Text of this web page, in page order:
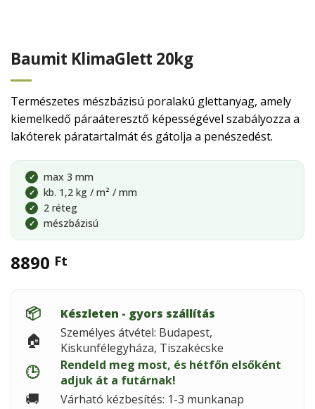
Baumit KlimaGlett 20kg
Természetes mészbázisú poralakú glettanyag, amely
kiemelkedő páraáteresztő képességével szabályozza a
lakóterek páratartalmát és gátolja a penészedést.
✓ max 3 mm
✓ kb. 1,2 kg / m² / mm
✓ 2 réteg
✓ mészbázisú
8890 Ft
📦 Készleten - gyors szállítás
🏠
Személyes átvétel: Budapest,
Kiskunfélegyháza, Tiszakécske
🕒
Rendeld meg most, és hétfőn elsőként
adjuk át a futárnak!
🚚 Várható kézbesítés: 1-3 munkanap